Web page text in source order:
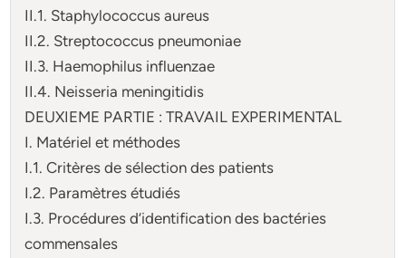
II.1. Staphylococcus aureus
II.2. Streptococcus pneumoniae
II.3. Haemophilus influenzae
II.4. Neisseria meningitidis
DEUXIEME PARTIE : TRAVAIL EXPERIMENTAL
I. Matériel et méthodes
I.1. Critères de sélection des patients
I.2. Paramètres étudiés
I.3. Procédures d’identification des bactéries
commensales